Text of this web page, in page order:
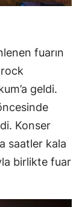
fuarın
rock
geldi.
Konser
saatler kala
birlikte fuar